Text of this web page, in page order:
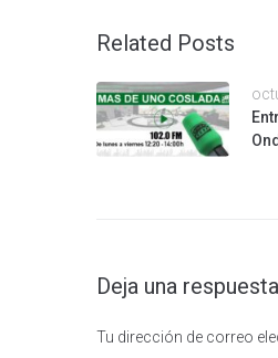
Related Posts
Deja una respuesta
Tu dirección de correo